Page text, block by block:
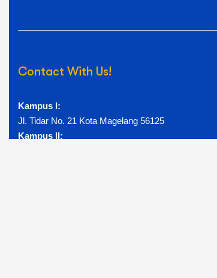
Contact With Us!
Kampus I:
Jl. Tidar No. 21 Kota Magelang 56125
Kampus II: